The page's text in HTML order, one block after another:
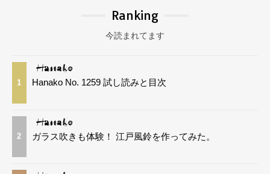
Ranking
今読まれてます
1 Hanako No. 1259 試し読みと目次
2 ガラス吹きも体験！ 江戸風鈴を作ってみた。